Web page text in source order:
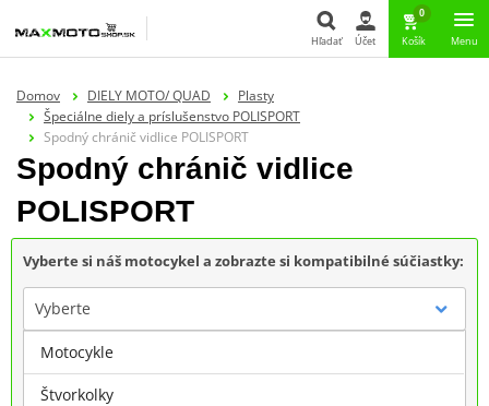
Hľadať Účet
0
Košík Menu
Domov DIELY MOTO/ QUAD
Plasty
Špeciálne diely a príslušenstvo POLISPORT
Spodný chránič vidlice POLISPORT
Spodný chránič vidlice
POLISPORT
Vyberte si náš motocykel a zobrazte si kompatibilné súčiastky:
Vyberte
Značka
Motocykle
Štvorkolky